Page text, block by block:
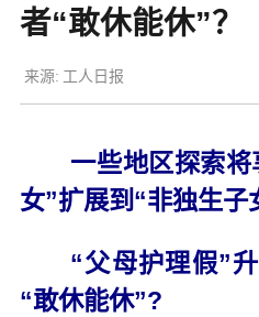
者“敢休能休”？
来源: 工人日报
一些地区探索
女”扩展到“非独生子
“父母护理假”升
“敢休能休”?